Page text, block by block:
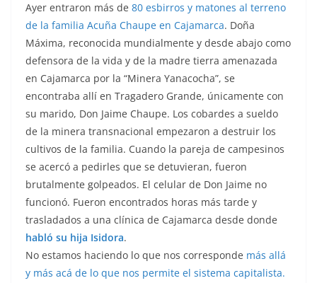
Ayer entraron más de 80 esbirros y matones al terreno
de la familia Acuña Chaupe en Cajamarca. Doña
Máxima, reconocida mundialmente y desde abajo como
defensora de la vida y de la madre tierra amenazada
en Cajamarca por la “Minera Yanacocha”, se
encontraba allí en Tragadero Grande, únicamente con
su marido, Don Jaime Chaupe. Los cobardes a sueldo
de la minera transnacional empezaron a destruir los
cultivos de la familia. Cuando la pareja de campesinos
se acercó a pedirles que se detuvieran, fueron
brutalmente golpeados. El celular de Don Jaime no
funcionó. Fueron encontrados horas más tarde y
trasladados a una clínica de Cajamarca desde donde
habló su hija Isidora.
No estamos haciendo lo que nos corresponde más allá
y más acá de lo que nos permite el sistema capitalista.